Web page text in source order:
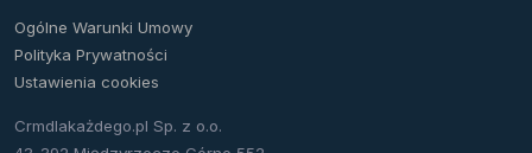
Ogólne Warunki Umowy
Polityka Prywatności
Ustawienia cookies
Crmdlakażdego.pl Sp. z o.o.